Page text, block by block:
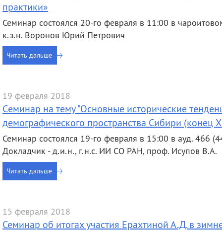
практики»
Семинар состоялся 20-го февраля в 11:00 в
к.э.н. Воронов Юрий Петрович
Читать дальше
19 февраля 2018
Cеминар на тему "Основные исторические
демографического пространства Сибири (конец
Семинар состоялся 19-го февраля в 15:00 в ауд. 466
Докладчик - д.и.н., г.н.с. ИИ СО РАН, проф. Исупов В.А.
Читать дальше
15 февраля 2018
Семинар об итогах участия Ерахтиной А.Д. в